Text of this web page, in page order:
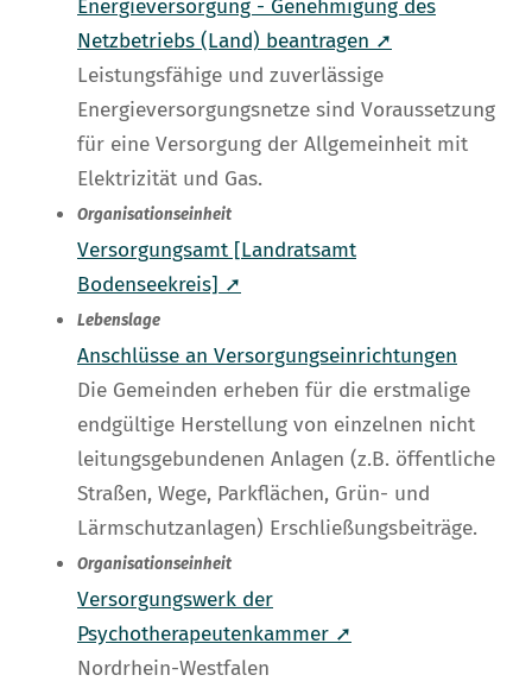
Energieversorgung - Genehmigung des
Netzbetriebs (Land) beantragen ➚
Leistungsfähige und zuverlässige
Energieversorgungsnetze sind Voraussetzung
für eine Versorgung der Allgemeinheit mit
Elektrizität und Gas.
Organisationseinheit
Versorgungsamt [Landratsamt
Bodenseekreis] ➚
Lebenslage
Anschlüsse an Versorgungseinrichtungen
Die Gemeinden erheben für die erstmalige
endgültige Herstellung von einzelnen nicht
leitungsgebundenen Anlagen (z.B. öffentliche
Straßen, Wege, Parkflächen, Grün- und
Lärmschutzanlagen) Erschließungsbeiträge.
Organisationseinheit
Versorgungswerk der
Psychotherapeutenkammer ➚
Nordrhein-Westfalen